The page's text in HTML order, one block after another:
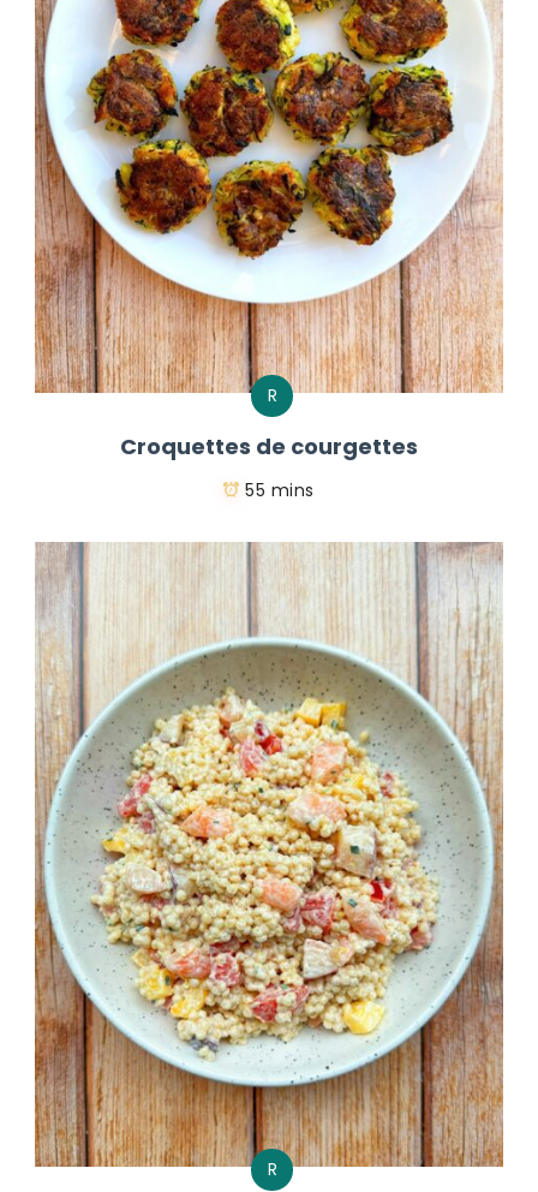
R
Croquettes de courgettes
55 mins
R